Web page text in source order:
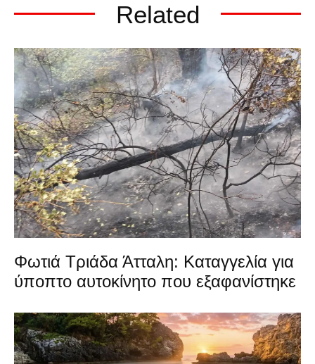
Related
Φωτιά Τριάδα Άτταλη: Καταγγελία για
ύποπτο αυτοκίνητο που εξαφανίστηκε